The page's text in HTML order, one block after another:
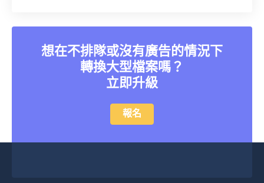
想在不排隊或沒有廣告的情況下
轉換大型檔案嗎？
立即升級
報名